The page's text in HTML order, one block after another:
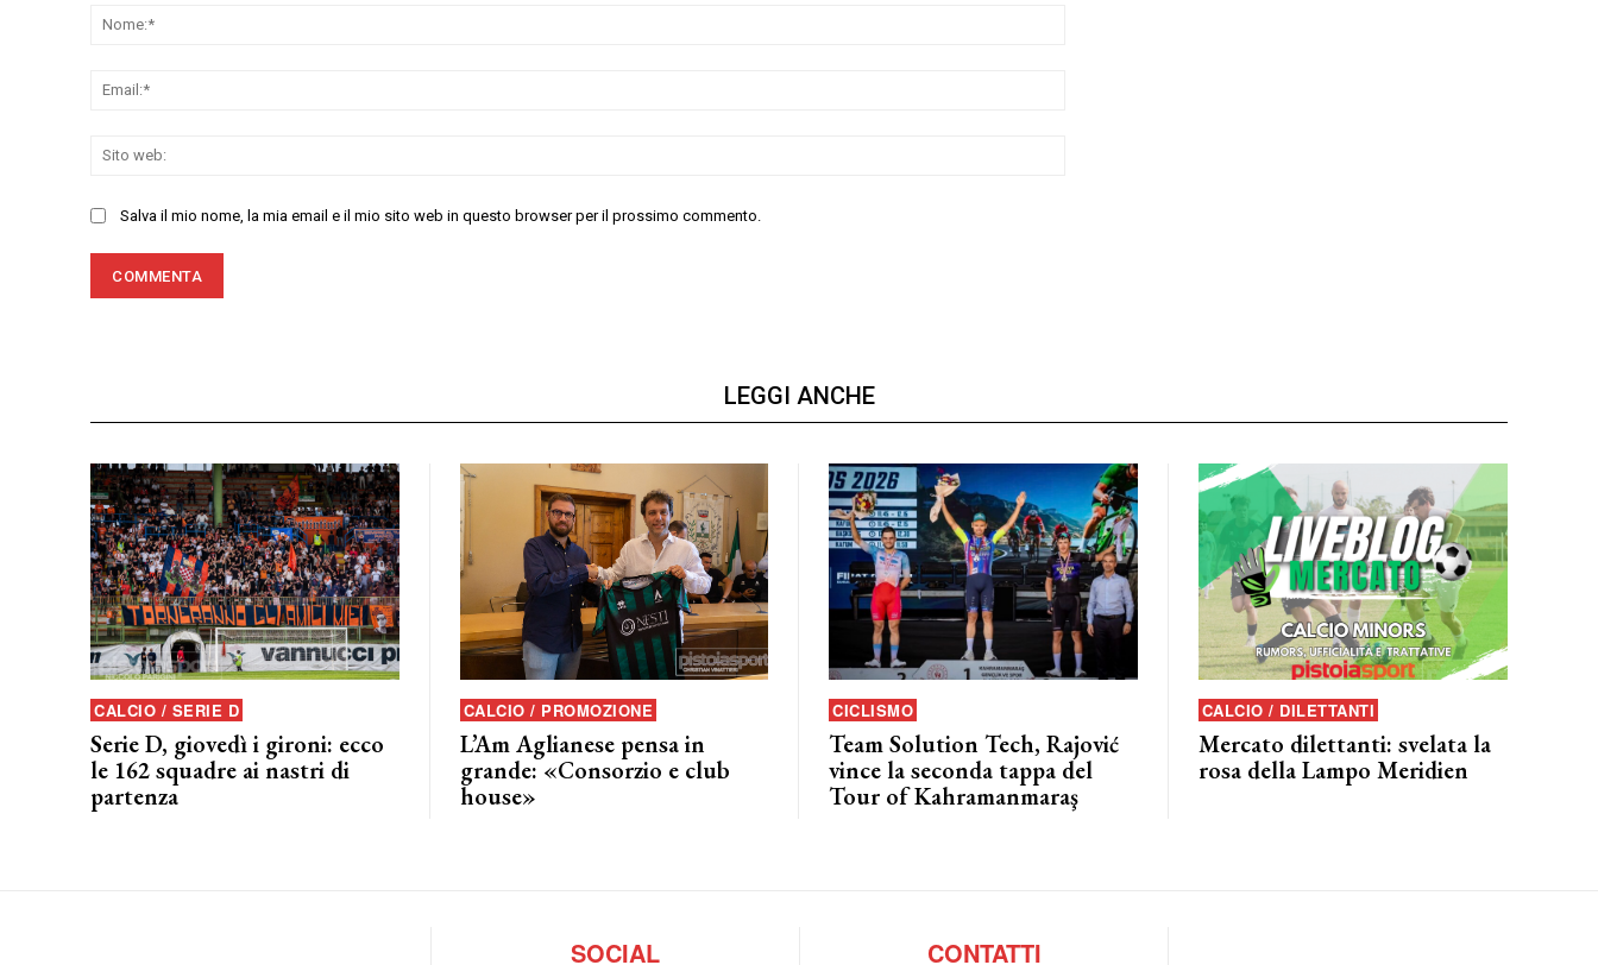
Salva il mio nome, la mia email e il mio sito web in questo browser per il prossimo commento.
LEGGI ANCHE
CALCIO / SERIE D
Serie D, giovedì i gironi: ecco
le 162 squadre ai nastri di
partenza
CALCIO / PROMOZIONE
L’Am Aglianese pensa in
grande: «Consorzio e club
house»
CICLISMO
Team Solution Tech, Rajović
vince la seconda tappa del
Tour of Kahramanmaraş
CALCIO / DILETTANTI
Mercato dilettanti: svelata la
rosa della Lampo Meridien
SOCIAL CONTATTI